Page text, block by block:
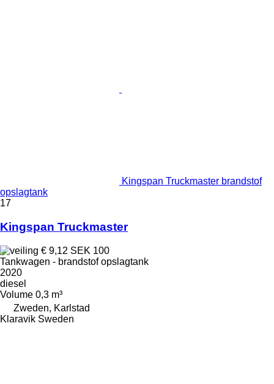
Kingspan Truckmaster brandstof
opslagtank
17
Kingspan Truckmaster
€ 9,12 SEK 100
Tankwagen - brandstof opslagtank
2020
diesel
Volume 0,3 m³
Zweden, Karlstad
Klaravik Sweden